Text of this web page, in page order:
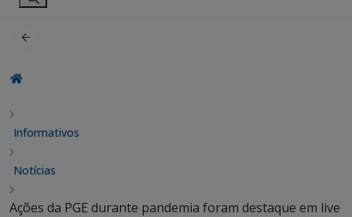
Informativos
Notícias
Ações da PGE durante pandemia foram destaque em live